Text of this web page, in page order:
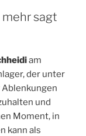
mehr sagt
am
der unter
und
Moment, in
kann als